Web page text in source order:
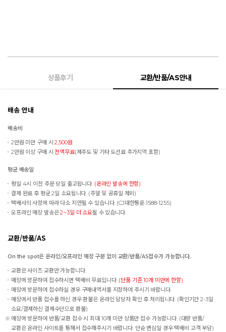
상품후기 교환/반품/AS안내
배송 안내
배송비
2만원 미만 구매 시2,500원
2만원 이상 구매 시전액무료(제주도 및 기타 도선료 추가지역 포함)
평균 배송일
평일 4시 이전 주문 당일 출고됩니다. (온라인 발송에 한함)
결제 완료 후 평균 2일 소요됩니다. (주말 및 공휴일 제외)
택배사의 사정에 따라 다소 지연될 수 있습니다. (CJ대한통운 1588-1255)
오프라인 매장 발송은2~3일 더 소요될 수 있습니다.
교환/반품/AS
On the spot은 온라인/오프라인 매장 구분 없이 교환/반품/AS접수가 가능합니다.
교환은 사이즈 교환만 가능합니다.
매장에 방문하여 접수하시면 택배비 무료입니다. (단품 기준 10개 미만에 한함)
매장에 방문하여 접수하실 경우 구매내역서를 지참하여 주시기 바랍니다.
매장에서 반품 접수를 하신 경우 환불은 온라인 담당자 확인 후 처리됩니다. (확인기간 2-3일
소요/결제하신 결제수단으로 환불)
매장에 방문하여 반품/교환 접수 시 최대 10개 미만 상품만 접수 가능합니다. (대량 반품/
교환은 온라인 사이트를 통해서 접수해주시기 바랍니다. 단순 변심일 경우 택배비 고객 부담)